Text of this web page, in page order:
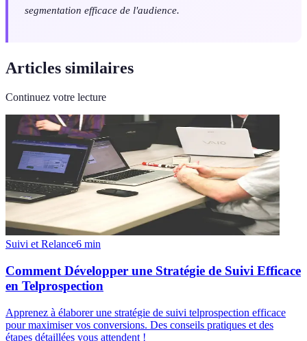
segmentation efficace de l'audience.
Articles similaires
Continuez votre lecture
Suivi et Relance6 min
Comment Développer une Stratégie de Suivi Efficace
en Telprospection
Apprenez à élaborer une stratégie de suivi telprospection efficace
pour maximiser vos conversions. Des conseils pratiques et des
étapes détaillées vous attendent !